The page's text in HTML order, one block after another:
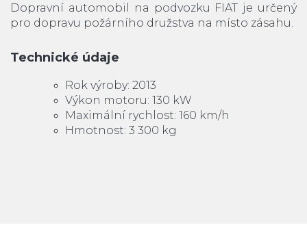
Dopravní automobil na podvozku FIAT je určený
pro dopravu požárního družstva na místo zásahu.
Technické údaje
Rok výroby: 2013
Výkon motoru: 130 kW
Maximální rychlost: 160 km/h
Hmotnost: 3 300 kg